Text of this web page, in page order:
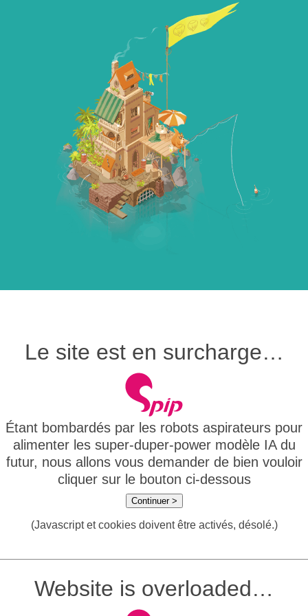
Le site est en surcharge…
Étant bombardés par les robots aspirateurs pour
alimenter les super-duper-power modèle IA du
futur, nous allons vous demander de bien vouloir
cliquer sur le bouton ci-dessous
Continuer >
(Javascript et cookies doivent être activés, désolé.)
Website is overloaded…